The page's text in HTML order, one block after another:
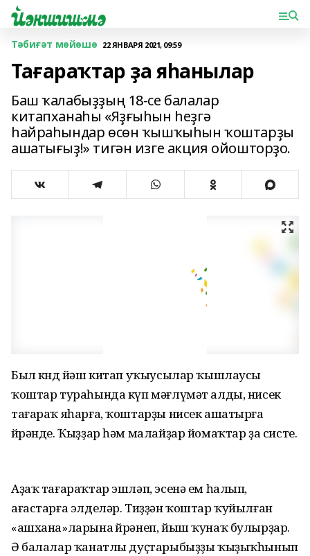
Тәбиғәт мөйөшө 22 ЯНВАРЯ 2021, 09:59
Тағараҡтар ҙа яһанылар
Баш ҡалабыҙҙың 18-се балалар
китапханаһы «Яҙғыһын һеҙгә
һайраһындар өсөн ҡышҡыһын ҡоштарҙы
ашатығыҙ!» тигән изге акция ойошторҙо.
Был көндө йәш китап уҡыусылар ҡышлаусы
ҡоштар тураһында күп мәғлүмәт алды, нисек
тағараҡ яһарға, ҡоштарҙы нисек ашатырға
өйрәнде. Ҡыҙҙар һәм малайҙар йомаҡтар ҙа систе.
Аҙаҡ тағараҡтар эшләп, эсенә ем һалып,
ағастарға элделәр. Тиҙҙән ҡоштар ҡуйылған
«ашхана»ларына өйрәнеп, йыш ҡунаҡ булырҙар.
Ә балалар ҡанатлы дуҫтарыбыҙҙы ҡыҙыҡһынып